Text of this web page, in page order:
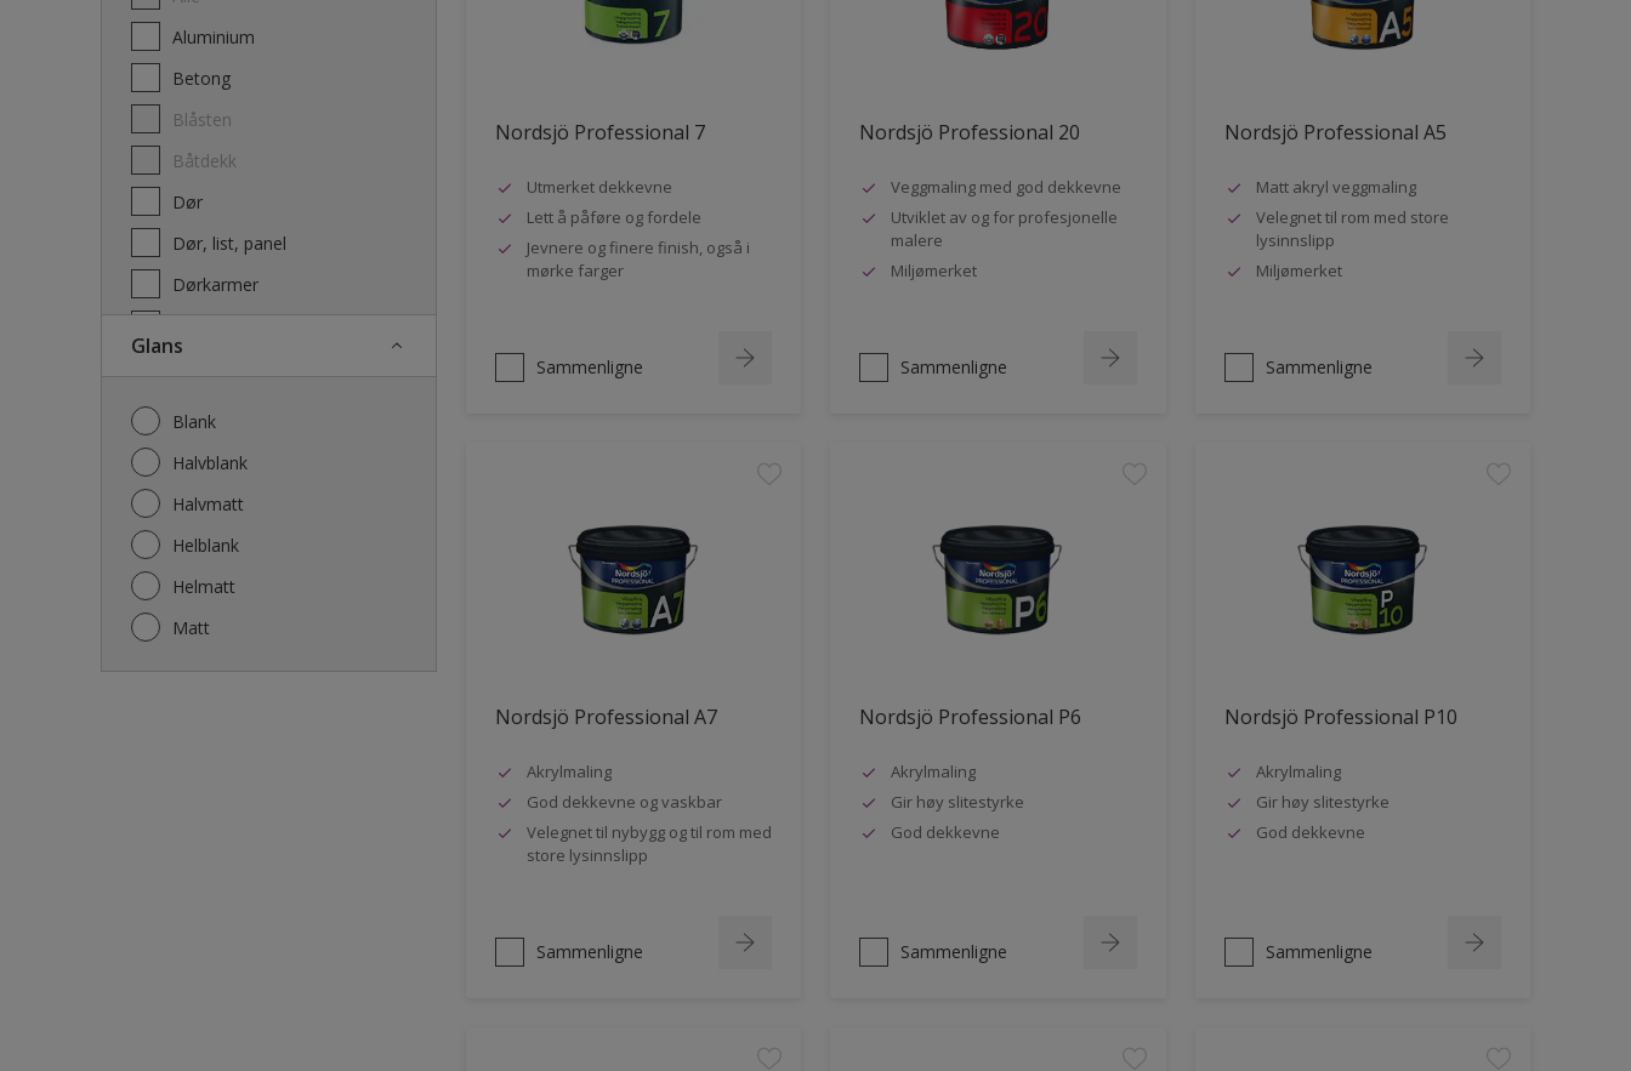
Aluminium
Betong
Blåsten
Båtdekk
Dør
Dør, list, panel
Dørkarmer
Glans
Blank
Halvblank
Halvmatt
Helblank
Helmatt
Matt
Nordsjö Professional 7
Utmerket dekkevne
Lett å påføre og fordele
Jevnere og finere finish, også i
mørke farger
Sammenligne
Nordsjö Professional 20
Veggmaling med god dekkevne
Utviklet av og for profesjonelle
malere
Miljømerket
Sammenligne
Nordsjö Professional A5
Matt akryl veggmaling
Velegnet til rom med store
lysinnslipp
Miljømerket
Sammenligne
Nordsjö Professional A7
Akrylmaling
God dekkevne og vaskbar
Velegnet til nybygg og til rom med
store lysinnslipp
Sammenligne
Nordsjö Professional P6
Akrylmaling
Gir høy slitestyrke
God dekkevne
Sammenligne
Nordsjö Professional P10
Akrylmaling
Gir høy slitestyrke
God dekkevne
Sammenligne